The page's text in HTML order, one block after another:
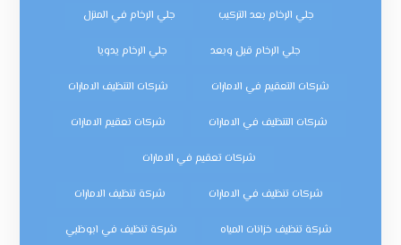
جلي الرخام بعد التركيب جلي الرخام في المنزل
جلي الرخام قبل وبعد جلي الرخام يدويا
شركات التعقيم في الامارات شركات التنظيف الامارات
شركات التنظيف في الامارات شركات تعقيم الامارات
شركات تعقيم في الامارات
شركات تنظيف في الامارات شركة تنظيف الامارات
شركة تنظيف خزانات المياه شركة تنظيف في ابوظبي